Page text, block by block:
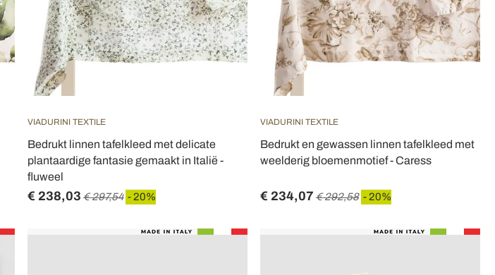
VIADURINI TEXTILE
Bedrukt linnen tafelkleed met delicate
plantaardige fantasie gemaakt in Italië -
fluweel
€ 238,03 € 297,54 - 20%
VIADURINI TEXTILE
Bedrukt en gewassen linnen tafelkleed met
weelderig bloemenmotief - Caress
€ 234,07 € 292,58 - 20%